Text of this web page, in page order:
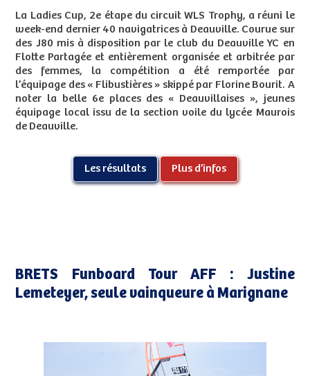
La Ladies Cup, 2e étape du circuit WLS Trophy, a réuni le
week-end dernier 40 navigatrices à Deauville. Courue sur
des J80 mis à disposition par le club du Deauville YC en
Flotte Partagée et entièrement organisée et arbitrée par
des femmes, la compétition a été remportée par
l’équipage des « Flibustières » skippé par Florine Bourit. A
noter la belle 6e places des « Deauvillaises », jeunes
équipage local issu de la section voile du lycée Maurois
de Deauville.
Les résultats Plus d’infos
BRETS Funboard Tour AFF : Justine
Lemeteyer, seule vainqueure à Marignane